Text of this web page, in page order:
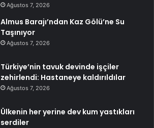
Ağustos 7, 2026
Almus Barajı’ndan Kaz Gölü’ne Su
Taşınıyor
Ağustos 7, 2026
Türkiye’nin tavuk devinde işçiler
zehirlendi: Hastaneye kaldırıldılar
Ağustos 7, 2026
Ülkenin her yerine dev kum yastıkları
serdiler